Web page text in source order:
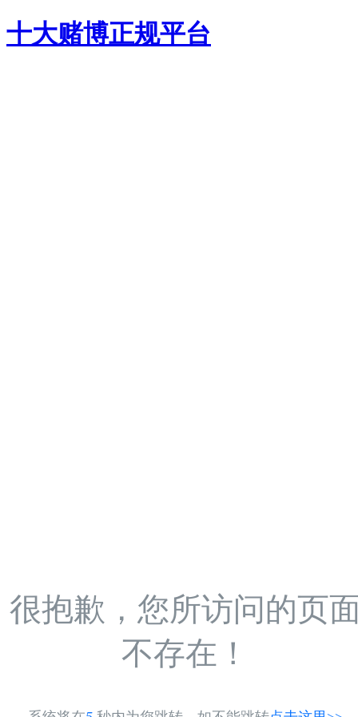
十大赌博正规平台
很抱歉，您所访问的页
不存在！